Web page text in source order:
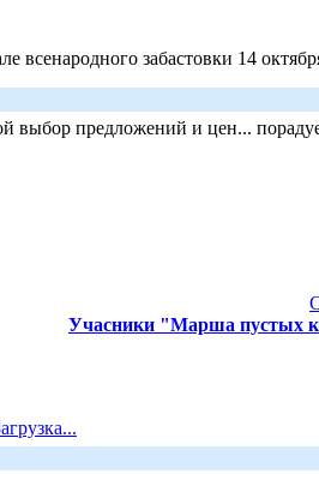
всенародного забастовки 14
выбор предложений и цен...
Учасники "Марша пустых